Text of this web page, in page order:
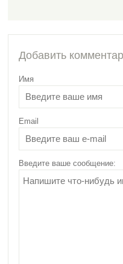
Все о дыхательной
гимнастике для
похудения
Добавить
Имя
Email
Введите ваше сообщение: